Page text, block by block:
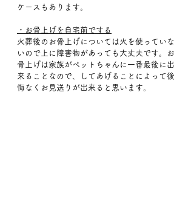
ケースもあります。
・お骨上げを自宅前でする
火葬後のお骨上げについては火を使っていな
いので上に障害物があっても大丈夫です。お
骨上げは家族がペットちゃんに一番最後に出
来ることなので、してあげることによって後
悔なくお見送りが出来ると思います。